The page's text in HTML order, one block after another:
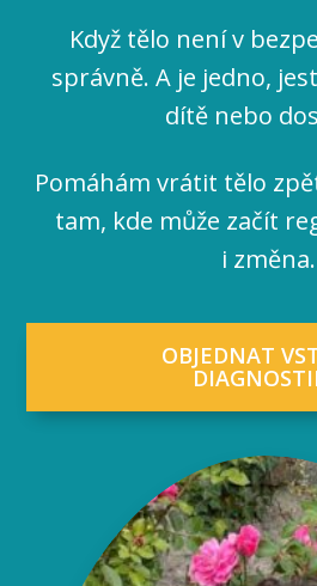
Když tělo není v
správně. A je jedno,
dítě nebo
Pomáhám vrátit tělo
tam, kde může začít
i změna.
OBJEDNAT